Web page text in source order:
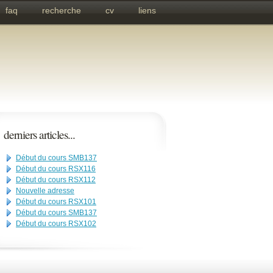
faq recherche cv liens
derniers articles...
Début du cours SMB137
Début du cours RSX116
Début du cours RSX112
Nouvelle adresse
Début du cours RSX101
Début du cours SMB137
Début du cours RSX102